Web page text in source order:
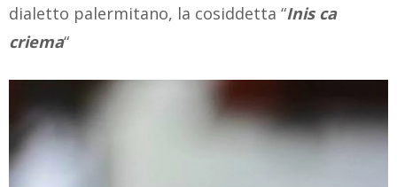
dialetto palermitano, la cosiddetta “Inis ca
criema“